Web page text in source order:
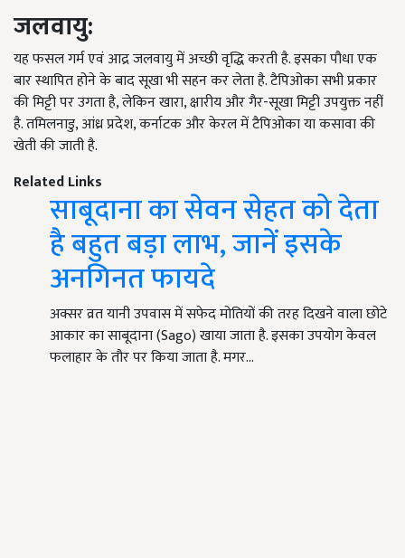
जलवायु:
यह फसल गर्म एवं आद्र जलवायु में अच्छी वृद्धि करती है. इसका पौधा एक
बार स्थापित होने के बाद सूखा भी सहन कर लेता है. टैपिओका सभी प्रकार
की मिट्टी पर उगता है, लेकिन खारा, क्षारीय और गैर-सूखा मिट्टी उपयुक्त नहीं
है. तमिलनाडु, आंध्र प्रदेश, कर्नाटक और केरल में टैपिओका या कसावा की
खेती की जाती है.
Related Links
साबूदाना का सेवन सेहत को देता
है बहुत बड़ा लाभ, जानें इसके
अनगिनत फायदे
अक्सर व्रत यानी उपवास में सफेद मोतियों की तरह दिखने वाला छोटे
आकार का साबूदाना (Sago) खाया जाता है. इसका उपयोग केवल
फलाहार के तौर पर किया जाता है. मगर…